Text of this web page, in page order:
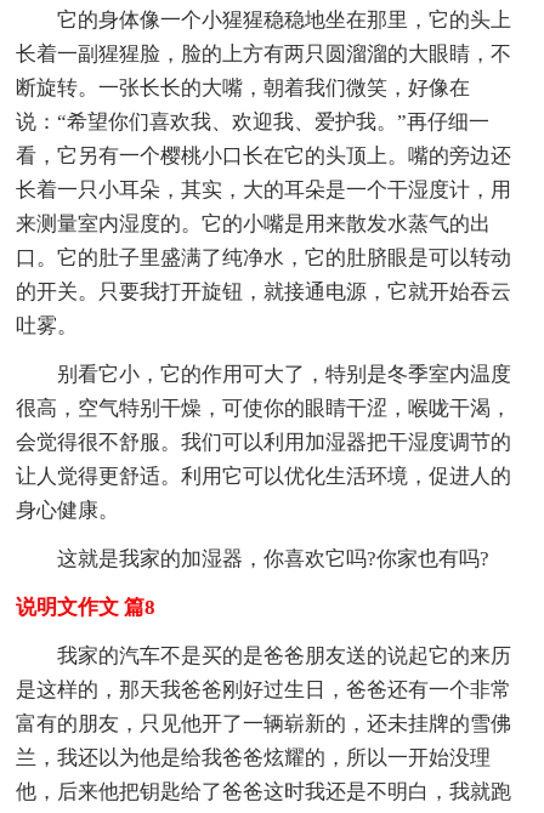
它的身体像一个小猩猩稳稳地坐在那里，它的头上
长着一副猩猩脸，脸的上方有两只圆溜溜的大眼睛，不
断旋转。一张长长的大嘴，朝着我们微笑，好像在
说：“希望你们喜欢我、欢迎我、爱护我。”再仔细一
看，它另有一个樱桃小口长在它的头顶上。嘴的旁边还
长着一只小耳朵，其实，大的耳朵是一个干湿度计，用
来测量室内湿度的。它的小嘴是用来散发水蒸气的出
口。它的肚子里盛满了纯净水，它的肚脐眼是可以转动
的开关。只要我打开旋钮，就接通电源，它就开始吞云
吐雾。
别看它小，它的作用可大了，特别是冬季室内温度
很高，空气特别干燥，可使你的眼睛干涩，喉咙干渴，
会觉得很不舒服。我们可以利用加湿器把干湿度调节的
让人觉得更舒适。利用它可以优化生活环境，促进人的
身心健康。
这就是我家的加湿器，你喜欢它吗?你家也有吗?
说明文作文 篇8
我家的汽车不是买的是爸爸朋友送的说起它的来历
是这样的，那天我爸爸刚好过生日，爸爸还有一个非常
富有的朋友，只见他开了一辆崭新的，还未挂牌的雪佛
兰，我还以为他是给我爸爸炫耀的，所以一开始没理
他，后来他把钥匙给了爸爸这时我还是不明白，我就跑